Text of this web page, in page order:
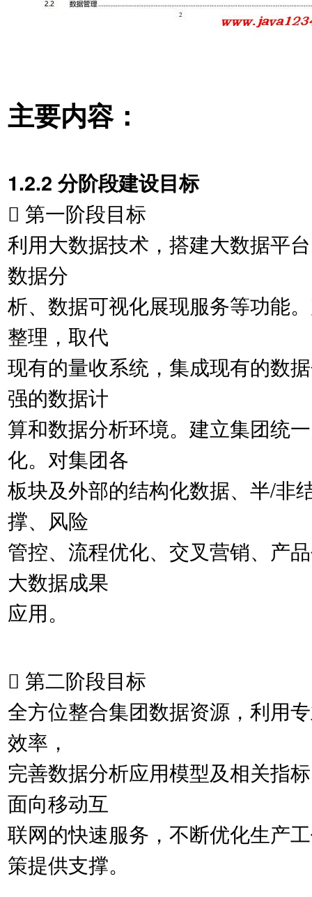
主要内容：
1.2.2 分阶段建设目标
 第一阶段目标
利用大数据技术，搭建大数据平
数据分
析、数据可视化展现服务等功能
整理，取代
现有的量收系统，集成现有的数
强的数据计
算和数据分析环境。建立集团统
化。对集团各
板块及外部的结构化数据、半/非
撑、风险
管控、流程优化、交叉营销、产
大数据成果
应用。
 第二阶段目标
全方位整合集团数据资源，利用
效率，
完善数据分析应用模型及相关指
面向移动互
联网的快速服务，不断优化生产
策提供支撑。